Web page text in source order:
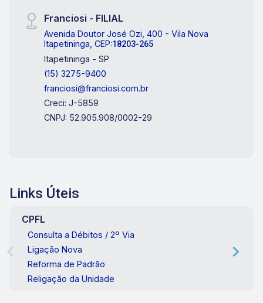
Franciosi - FILIAL
Avenida Doutor José Ozi, 400 - Vila Nova
Itapetininga, CEP:18203-265
Itapetininga - SP
(15) 3275-9400
franciosi@franciosi.com.br
Creci: J-5859
CNPJ: 52.905.908/0002-29
Links Úteis
CPFL
Consulta a Débitos / 2º Via
Ligação Nova
Reforma de Padrão
Religação da Unidade